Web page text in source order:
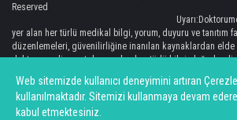
Web sitemizde kullanıcı deneyimini artıran
kullanılmaktadır. Sitemizi kullanmaya devam
kabul etmektesiniz.
Reserved
yer alan her türlü medikal bilgi, yorum, duyuru ve tanıtım
düzenlemeleri, güvenilirliğine inanılan kaynaklardan
doktorumonline.net de yer alan her türlü bilgi,
teşhis ve tedaviye yönlendirilmesi anlamına
değerlendirmelerin uygulanması sonucunda ortaya
dolaylı zararlardan doktorumonline.net sorumlu